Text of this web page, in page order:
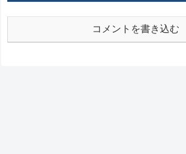
コメントを書き込む